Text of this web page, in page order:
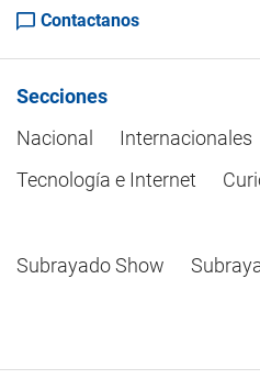
Contactanos
Secciones
Nacional
Internacionales
Tecnología e Internet
Subrayado Show